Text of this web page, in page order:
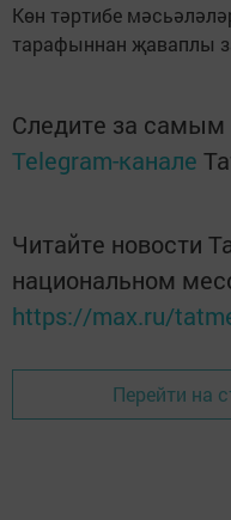
Көн тәртибе
тарафыннан җаваплы
Следите за
Telegram-канале
Читайте новости
национальном
https://max.ru/
Перейти на